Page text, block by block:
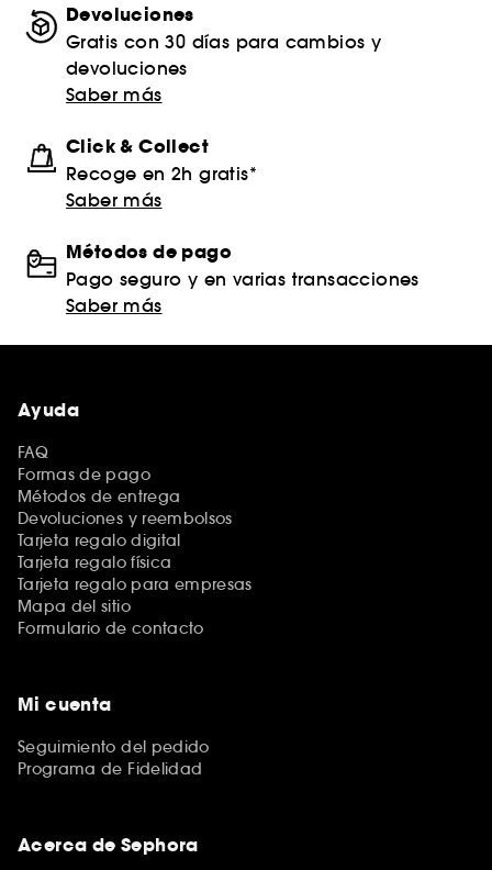
Devoluciones
Gratis con 30 días para cambios y
devoluciones
Saber más
Click & Collect
Recoge en 2h gratis*
Saber más
Métodos de pago
Pago seguro y en varias transacciones
Saber más
Ayuda
FAQ
Formas de pago
Métodos de entrega
Devoluciones y reembolsos
Tarjeta regalo digital
Tarjeta regalo física
Tarjeta regalo para empresas
Mapa del sitio
Formulario de contacto
Mi cuenta
Seguimiento del pedido
Programa de Fidelidad
Acerca de Sephora